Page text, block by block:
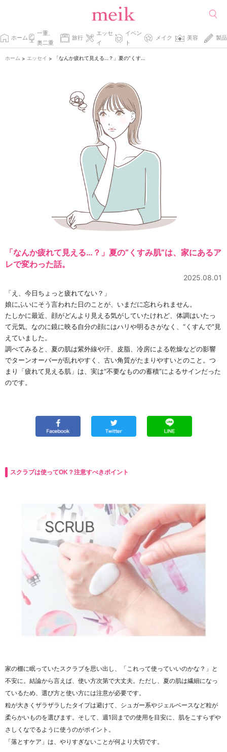
ホーム
一重、
奥二重
旅行
エッセ
イ
イベン
ト
メイク 美容 製品
ホーム > エッセイ > 「なんか疲れて見える…？」夏の“くすみ肌”は、家にあるアレで変わった話。
「なんか疲れて見える…？」夏の“くすみ肌”は、家にあるア
レで変わった話。
2025.08.01
「え、今日ちょっと疲れてない？」
娘にふいにそう言われた日のことが、いまだに忘れられません。
たしかに最近、顔がどんより見える気がしていたけれど、体調はいたっ
て元気。なのに鏡に映る自分の顔にはハリや明るさがなく、“くすんで”見
えていました。
調べてみると、夏の肌は紫外線や汗、皮脂、冷房による乾燥などの影響
でターンオーバーが乱れやすく、古い角質がたまりやすいとのこと。つ
まり「疲れて見える肌」は、実は“不要なものの蓄積”によるサインだった
のです。
スクラブは使ってOK？注意すべきポイント
家の棚に眠っていたスクラブを思い出し、「これって使っていいのかな？」と
不安に。結論から言えば、使い方次第で大丈夫。ただし、夏の肌は繊細になっ
ているため、選び方と使い方には注意が必要です。
粒が大きくザラザラしたタイプは避けて、シュガー系やジェルベースなど粒が
柔らかいものを選びます。そして、週1回までの使用を目安に、肌をこすらずや
さしくなでるように使うのがポイント。
「落とすケア」は、やりすぎないことが何より大切です。